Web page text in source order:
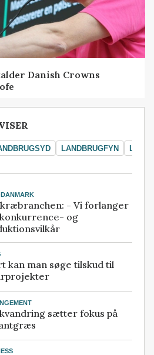
Danish Crowns
LANDBRUGFYN
- Vi forlanger
og
kan man søge tilskud til
sætter fokus på